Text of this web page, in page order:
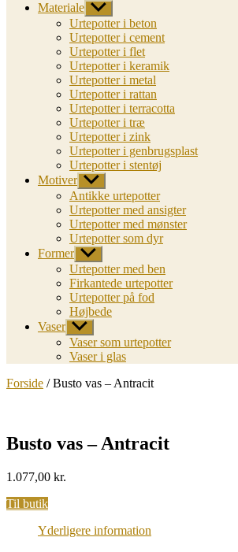
Materiale Vis
undermenu
Urtepotter i beton
Urtepotter i cement
Urtepotter i flet
Urtepotter i keramik
Urtepotter i metal
Urtepotter i rattan
Urtepotter i terracotta
Urtepotter i træ
Urtepotter i zink
Urtepotter i genbrugsplast
Urtepotter i stentøj
Motiver Vis
undermenu
Antikke urtepotter
Urtepotter med ansigter
Urtepotter med mønster
Urtepotter som dyr
Former Vis
undermenu
Urtepotter med ben
Firkantede urtepotter
Urtepotter på fod
Højbede
Vaser Vis
undermenu
Vaser som urtepotter
Vaser i glas
Forside / Busto vas – Antracit
Busto vas – Antracit
1.077,00 kr.
Til butik
Yderligere information